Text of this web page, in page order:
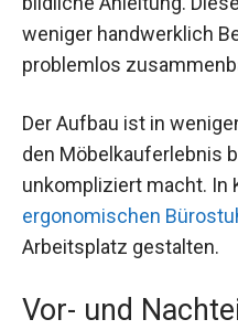
weniger handwerklich
problemlos
Der Aufbau ist in
den Möbelkauferlebnis
unkompliziert macht. In
ergonomischen
Arbeitsplatz gestalten.
Vor- und